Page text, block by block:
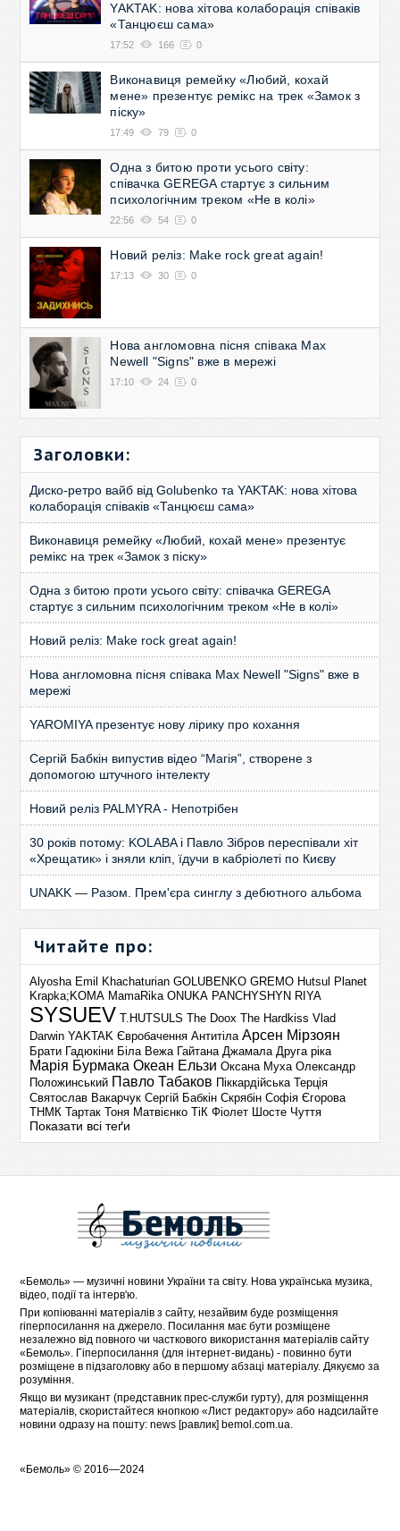
YAKTAK: нова хітова колаборація співаків
«Танцюєш сама»
17:52 166 0
Виконавиця ремейку «Любий, кохай
мене» презентує ремікс на трек «Замок з
піску»
17:49 79 0
Одна з битою проти усього світу:
співачка GEREGA стартує з сильним
психологічним треком «Не в колі»
22:56 54 0
Новий реліз: Make rock great again!
17:13 30 0
Нова англомовна пісня співака Max
Newell "Signs" вже в мережі
17:10 24 0
Заголовки:
Диско-ретро вайб від Golubenko та YAKTAK: нова хітова
колаборація співаків «Танцюєш сама»
Виконавиця ремейку «Любий, кохай мене» презентує
ремікс на трек «Замок з піску»
Одна з битою проти усього світу: співачка GEREGA
стартує з сильним психологічним треком «Не в колі»
Новий реліз: Make rock great again!
Нова англомовна пісня співака Max Newell "Signs" вже в
мережі
YAROMIYA презентує нову лірику про кохання
Сергій Бабкін випустив відео “Магія”, створене з
допомогою штучного інтелекту
Новий реліз PALMYRA - Непотрібен
30 років потому: KOLABA і Павло Зібров переспівали хіт
«Хрещатик» і зняли кліп, їдучи в кабріолеті по Києву
UNAKK — Разом. Прем'єра синглу з дебютного альбома
Читайте про:
Alyosha Emil Khachaturian GOLUBENKO GREMO Hutsul Planet
Krapka;KOMA MamaRika ONUKA PANCHYSHYN RIYA
SYSUEV T.HUTSULS The Doox The Hardkiss Vlad
Darwin YAKTAK Євробачення Антитіла Арсен Мірзоян
Брати Гадюкіни Біла Вежа Гайтана Джамала Друга ріка
Марія Бурмака Океан Ельзи Оксана Муха Олександр
Положинський Павло Табаков Піккардійська Терція
Святослав Вакарчук Сергій Бабкін Скрябін Софія Єгорова
ТНМК Тартак Тоня Матвієнко ТіК Фіолет Шосте Чуття
Показати всі теґи
« Бемоль» — музичні новини України та світу. Нова українська музика,
відео, події та інтерв'ю.
При копіюванні матеріалів з сайту, незайвим буде розміщення
гіперпосилання на джерело. Посилання має бути розміщене
незалежно від повного чи часткового використання матеріалів сайту
«Бемоль». Гіперпосилання (для інтернет-видань) - повинно бути
розміщене в підзаголовку або в першому абзаці матеріалу. Дякуємо за
розуміння.
Якщо ви музикант (представник прес-служби гурту), для розміщення
матеріалів, скористайтеся кнопкою «Лист редактору» або надсилайте
новини одразу на пошту: news [равлик] bemol.com.ua.
« Бемоль» © 2016—2024